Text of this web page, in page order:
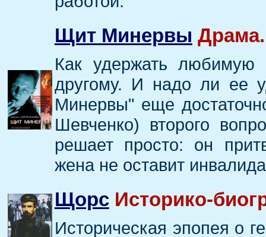
Щит Минервы Драма.
Как удержать любимую
другому. И надо ли ее
Минервы" еще
Шевченко) второго
решает просто: он
жена не оставит
Щорс Историко-
Историческая эпопея о